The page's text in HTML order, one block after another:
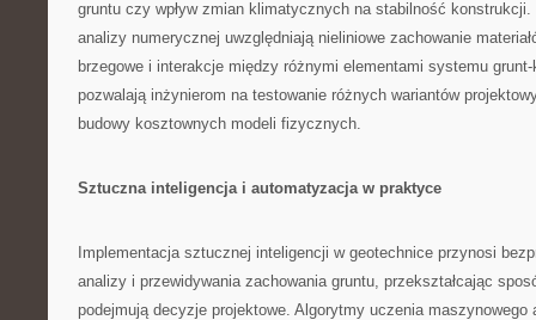
gruntu czy wpływ zmian klimatycznych na stabilność konstrukcji.
analizy numerycznej uwzględniają nieliniowe zachowanie
brzegowe i interakcje między różnymi elementami systemu
pozwalają inżynierom na testowanie różnych wariantów
budowy kosztownych modeli fizycznych.
Sztuczna inteligencja i automatyzacja w praktyce
Implementacja sztucznej inteligencji w geotechnice przynosi
analizy i przewidywania zachowania gruntu, przekształcając
podejmują decyzje projektowe. Algorytmy uczenia maszynowego